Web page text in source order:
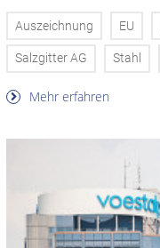
Auszeichnung EU
Salzgitter AG Stahl
Mehr erfahren